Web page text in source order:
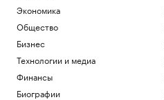
Экономика
Общество
Бизнес
Технологии и медиа
Финансы
Биографии